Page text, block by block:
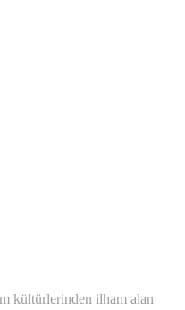
kültürlerinden ilham alan